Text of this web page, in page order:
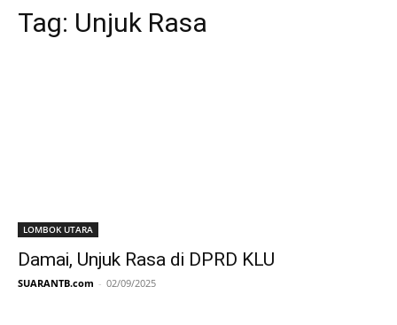
Tag: Unjuk Rasa
LOMBOK UTARA
Damai, Unjuk Rasa di DPRD KLU
SUARANTB.com - 02/09/2025